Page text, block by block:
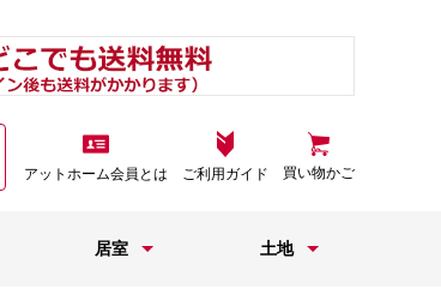
アットホーム会員とは ご利用ガイド 買い物かご
居室 土地